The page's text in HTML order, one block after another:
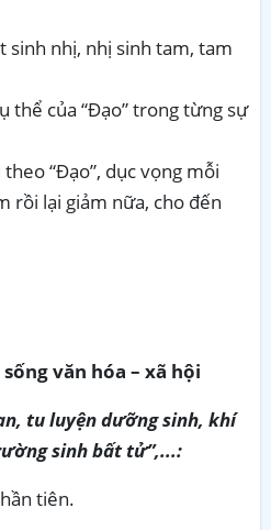
sinh nhị, nhị sinh tam, tam
thể của “Đạo” trong từng sự
“Đạo”, dục vọng mỗi
rồi lại giảm nữa, cho đến
văn hóa – xã hội
tu luyện dưỡng sinh, khí
sinh bất tử”,...:
tiên.